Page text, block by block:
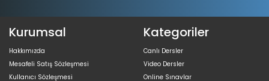
Kurumsal
Hakkımızda
Mesafeli Satış Sözleşmesi
Kullanıcı Sözleşmesi
Kategoriler
Canlı Dersler
Video Dersler
Online Sınavlar